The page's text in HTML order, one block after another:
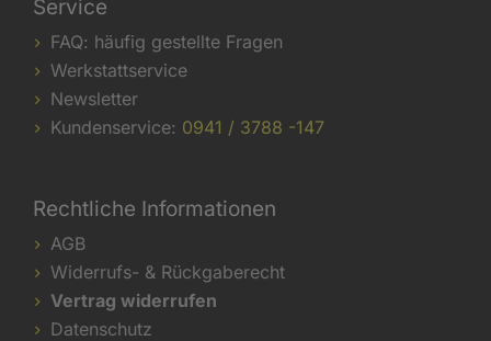
Service
FAQ: häufig gestellte Fragen
Werkstattservice
Newsletter
Kundenservice: 0941 / 3788 -147
Rechtliche Informationen
AGB
Widerrufs- & Rückgaberecht
Vertrag widerrufen
Datenschutz